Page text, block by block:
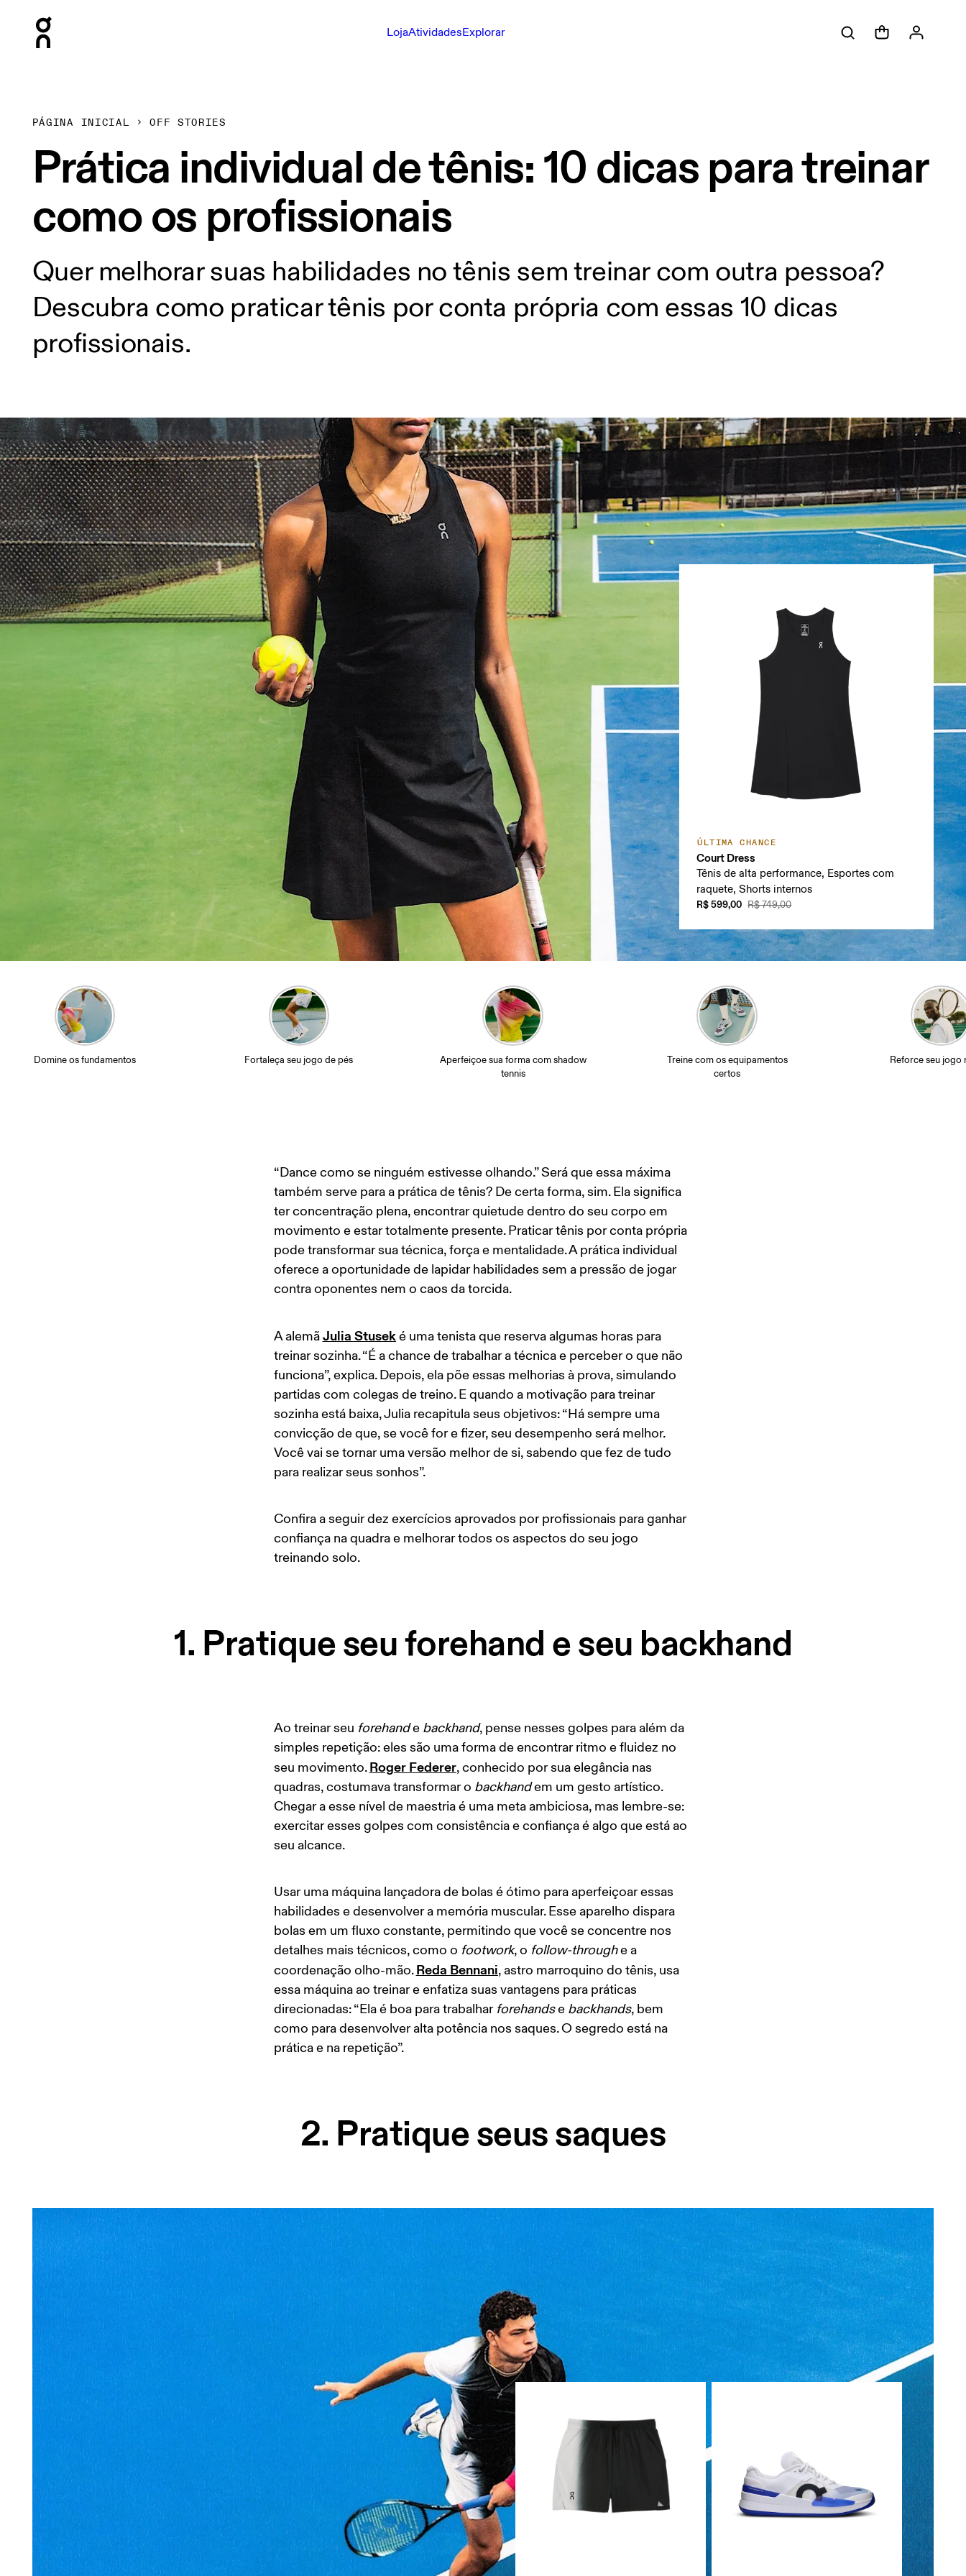
LojaAtividadesExplorar
PÁGINA INICIAL OFF STORIES
Prática individual de tênis: 10 dicas para treinar
como os profissionais
Quer melhorar suas habilidades no tênis sem treinar com outra pessoa?
Descubra como praticar tênis por conta própria com essas 10 dicas
profissionais.
ÚLTIMA CHANCE
Court Dress
Tênis de alta performance, Esportes com
raquete, Shorts internos
R$ 599,00 R$ 749,00
Domine os fundamentos Fortaleça seu jogo de pés
Aperfeiçoe sua forma com shadow
tennis
Treine com os equipamentos
certos
Reforce seu jogo
“Dance como se ninguém estivesse olhando.” Será que essa máxima
também serve para a prática de tênis? De certa forma, sim. Ela significa
ter concentração plena, encontrar quietude dentro do seu corpo em
movimento e estar totalmente presente. Praticar tênis por conta própria
pode transformar sua técnica, força e mentalidade. A prática individual
oferece a oportunidade de lapidar habilidades sem a pressão de jogar
contra oponentes nem o caos da torcida.
A alemã Julia Stusek é uma tenista que reserva algumas horas para
treinar sozinha. “É a chance de trabalhar a técnica e perceber o que não
funciona”, explica. Depois, ela põe essas melhorias à prova, simulando
partidas com colegas de treino. E quando a motivação para treinar
sozinha está baixa, Julia recapitula seus objetivos: “Há sempre uma
convicção de que, se você for e fizer, seu desempenho será melhor.
Você vai se tornar uma versão melhor de si, sabendo que fez de tudo
para realizar seus sonhos”.
Confira a seguir dez exercícios aprovados por profissionais para ganhar
confiança na quadra e melhorar todos os aspectos do seu jogo
treinando solo.
1. Pratique seu forehand e seu backhand
Ao treinar seu forehand e backhand, pense nesses golpes para além da
simples repetição: eles são uma forma de encontrar ritmo e fluidez no
seu movimento. Roger Federer, conhecido por sua elegância nas
quadras, costumava transformar o backhand em um gesto artístico.
Chegar a esse nível de maestria é uma meta ambiciosa, mas lembre-se:
exercitar esses golpes com consistência e confiança é algo que está ao
seu alcance.
Usar uma máquina lançadora de bolas é ótimo para aperfeiçoar essas
habilidades e desenvolver a memória muscular. Esse aparelho dispara
bolas em um fluxo constante, permitindo que você se concentre nos
detalhes mais técnicos, como o footwork, o follow-through e a
coordenação olho-mão. Reda Bennani, astro marroquino do tênis, usa
essa máquina ao treinar e enfatiza suas vantagens para práticas
direcionadas: “Ela é boa para trabalhar forehands e backhands, bem
como para desenvolver alta potência nos saques. O segredo está na
prática e na repetição”.
2. Pratique seus saques